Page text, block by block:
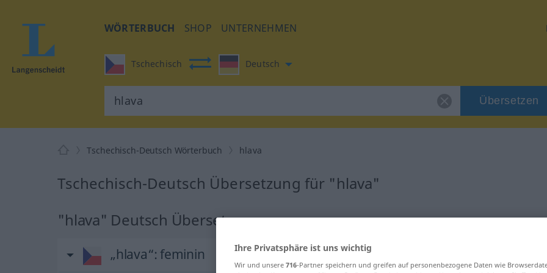
WÖRTERBUCH SHOP UNTERNEHMEN
Tschechisch Deutsch
Übersetzen
Tschechisch-Deutsch Wörterbuch hlava
Tschechisch-Deutsch Übersetzung für "hlava"
"hlava" Deutsch Übersetzung
„hlava“: feminin Ihre Privatsphäre ist uns wichtig
Wir und unsere 716-Partner speichern und greifen auf personenbezogene Daten wie